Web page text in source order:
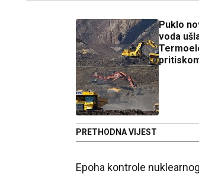
Puklo
voda
PRETHODNA VIJEST
Epoha kontrole